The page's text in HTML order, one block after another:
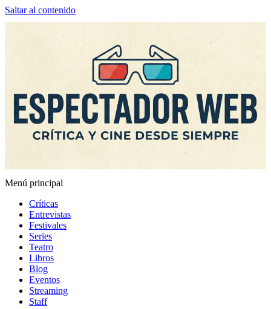
Saltar al contenido
Espectador Web
Menú principal
Críticas
Entrevistas
Festivales
Series
Teatro
Libros
Blog
Eventos
Streaming
Staff